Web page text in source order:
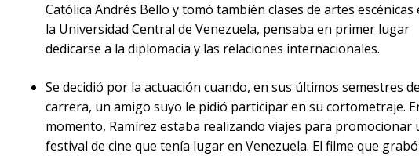
Católica Andrés Bello y tomó también clases de artes escénicas
la Universidad Central de Venezuela, pensaba en primer lugar
dedicarse a la diplomacia y las relaciones internacionales.
Se decidió por la actuación cuando, en sus últimos semestres
carrera, un amigo suyo le pidió participar en su cortometraje.
momento, Ramírez estaba realizando viajes para promocionar
festival de cine que tenía lugar en Venezuela. El filme que grabó